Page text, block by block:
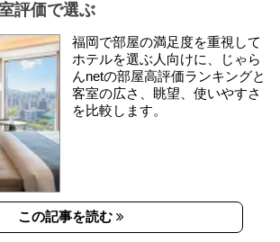
評価で選ぶ
福岡で部屋の満足度を重視して
ホテルを選ぶ人向けに、じゃら
んnetの部屋高評価ランキングと
客室の広さ、眺望、使いやすさ
を比較します。
この記事を読む